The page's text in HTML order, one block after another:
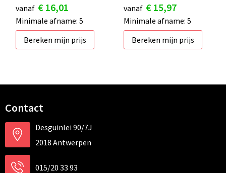
vanaf € 16,01
Minimale afname: 5
Bereken mijn prijs
vanaf € 15,97
Minimale afname: 5
Bereken mijn prijs
Contact
Desguinlei 90/7J
2018 Antwerpen
015/20 33 93